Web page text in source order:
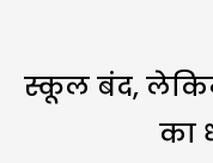
स्कूल बंद,
का